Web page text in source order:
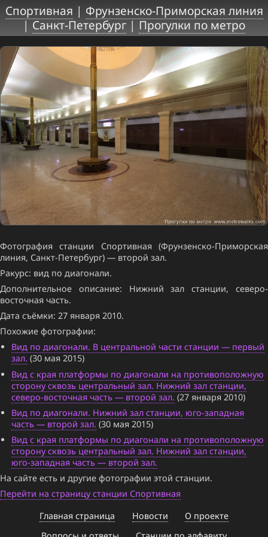
Спортивная | Фрунзенско-Приморская линия
|Санкт-Петербург|Прогулки по метро
Фотография станции Спортивная (Фрунзенско-Приморская
линия, Санкт-Петербург) — второй зал.
Ракурс: вид по диагонали.
Дополнительное описание: Нижний зал станции, северо-
восточная часть.
Дата съёмки: 27 января 2010.
Похожие фотографии:
Вид по диагонали. В центральной части станции — первый
зал. (30 мая 2015)
Вид с края платформы по диагонали на противоположную
сторону сквозь центральный зал. Нижний зал станции,
северо-восточная часть — второй зал. (27 января 2010)
Вид по диагонали. Нижний зал станции, юго-западная
часть — второй зал. (30 мая 2015)
Вид с края платформы по диагонали на противоположную
сторону сквозь центральный зал. Нижний зал станции,
юго-западная часть — второй зал.
На сайте есть и другие фотографии этой станции.
Перейти на страницу станции Спортивная
Главная страница
Новости
О проекте